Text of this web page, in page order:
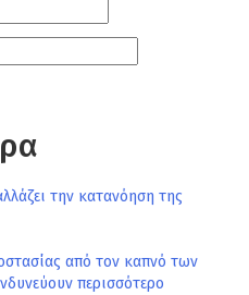
την κατανόηση της
από τον καπνό των
περισσότερο